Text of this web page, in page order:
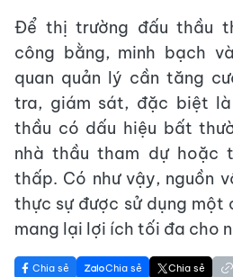
Để thị trường đấu thầu
công bằng, minh bạch
quan quản lý cần tăng
tra, giám sát, đặc biệt
thầu có dấu hiệu bất
nhà thầu tham dự hoặc
thấp. Có như vậy, nguồn
thực sự được sử dụng một
mang lại lợi ích tối đa cho
Chia sẻ Chia sẻ Chia sẻ